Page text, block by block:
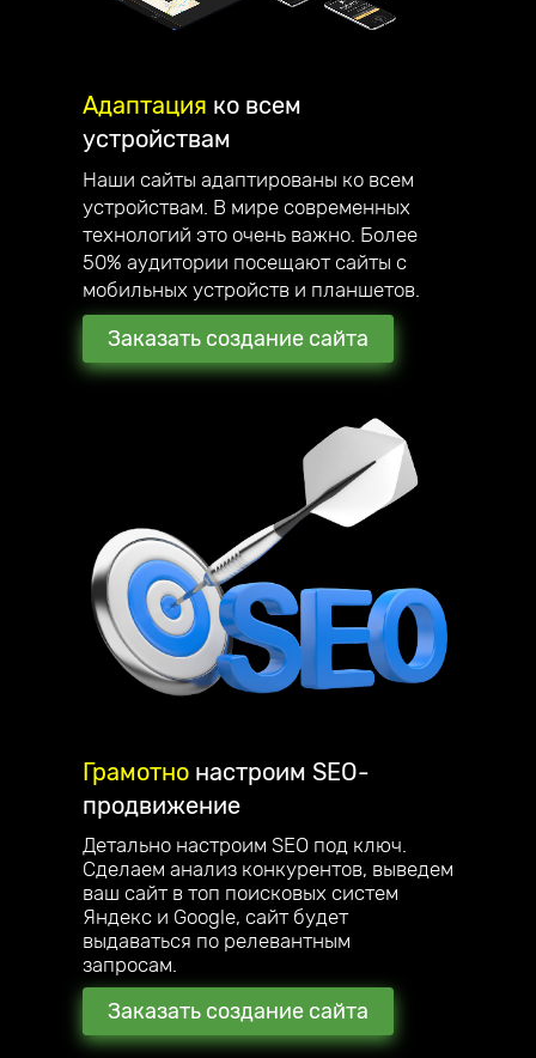
Адаптация ко всем
устройствам
Наши сайты адаптированы ко всем
устройствам. В мире современных
технологий это очень важно. Более
50% аудитории посещают сайты с
мобильных устройств и планшетов.
Заказать создание сайта
Грамотно настроим SEO-
продвижение
Детально настроим SEO под ключ.
Сделаем анализ конкурентов, выведем
ваш сайт в топ поисковых систем
Яндекс и Google, сайт будет
выдаваться по релевантным
запросам.
Заказать создание сайта